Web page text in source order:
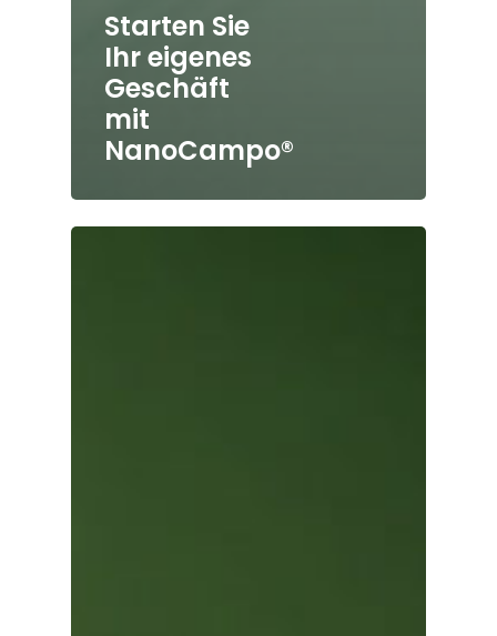
Starten Sie
Ihr eigenes
Geschäft
mit
NanoCampo®